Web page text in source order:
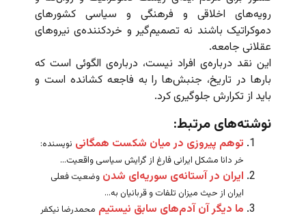
رویه‌های اخلاقی و فرهنگی و سیاسی کشورهای
دموکراتیک باشند نه تصمیم‌گیر و خردکننده‌ی نیروهای
عقلانی جامعه.
این نقد درباره‌ی افراد نیست، درباره‌ی الگوئی است که
بارها در تاریخ، جنبش‌ها را به فاجعه کشانده است و
باید از تکرارش جلوگیری کرد.
نوشته‌های مرتبط:
توهم پیروزی در میان شکست همگانی نویسنده:
خر دانا مشکل ایرانی فارغ از گرایش سیاسی واقعیت...
ایران در آستانه‌ی سوریه‌ای شدن وضعیت فعلی
ایران از حیث میزان تلفات و قربانیان به...
ما دیگر آن آدم‌های سابق نیستیم محمدرضا نیکفر